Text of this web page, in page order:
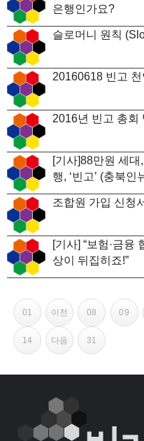
은행인가요?
슬로머니 원칙
20160618 빈고 천
2016년 빈고 총회
[기사]88만원 세
행, ‘빈고’ (충북인
조합원 가입 신청
[기사] “보험·금융
상이 뒤집히죠!”
페
이
01
페이지
이전
페이지
08
페이지
09
페이지
페이지
열린
페이지
페이지
페이지
14
페이지
다음
페이지
31
페이지